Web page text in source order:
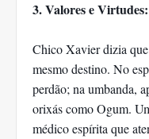
3. Valores e
Chico Xavier dizia
mesmo destino. No
perdão; na umbanda,
orixás como Ogum.
médico espírita que